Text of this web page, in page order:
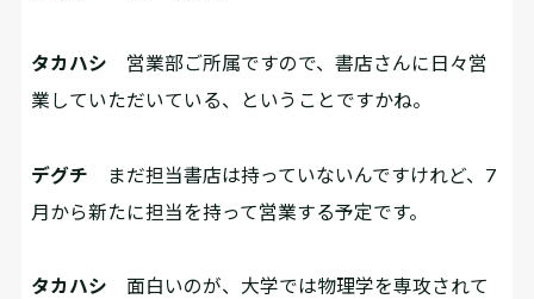
タカハシ 営業部ご所属ですので、書店さんに日々営
業していただいている、ということですかね。
デグチ まだ担当書店は持っていないんですけれど、7
月から新たに担当を持って営業する予定です。
タカハシ 面白いのが、大学では物理学を専攻されて